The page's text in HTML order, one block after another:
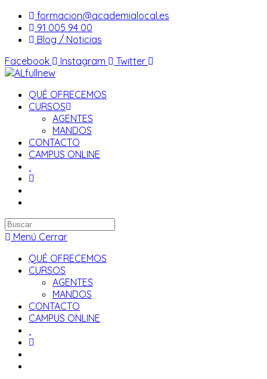
Saltar
contenido
formacion@academialocal.es
91 005 94 00
Blog / Noticias
Facebook
Instagram Twitter
QUÉ OFRECEMOS
CURSOS
AGENTES
MANDOS
CONTACTO
CAMPUS ONLINE
Buscar
en
web
Menú Cerrar
QUÉ OFRECEMOS
CURSOS
AGENTES
MANDOS
CONTACTO
CAMPUS ONLINE